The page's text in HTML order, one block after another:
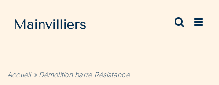
contenu
Accueil» Démolition barre Résistance